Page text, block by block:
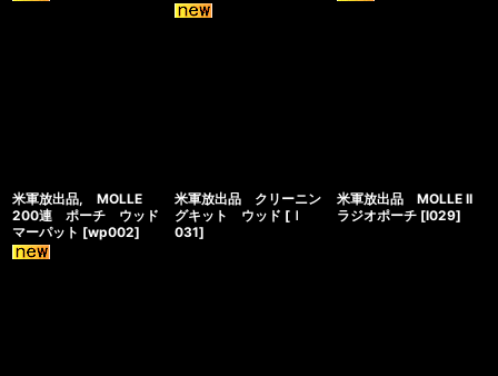
米軍放出品, MOLLE
200連 ポーチ ウッド
マーパット [wp002]
米軍放出品 クリーニン
グキット ウッド [ｌ
031]
米軍放出品 MOLLE II
ラジオポーチ [l029]